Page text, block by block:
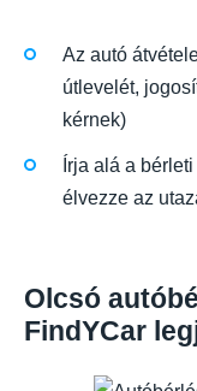
Az autó
útlevelét,
kérnek)
Írja alá a
élvezze az
Olcsó
FindYCar